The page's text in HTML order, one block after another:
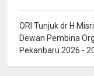
ORI Tunjuk dr H
Dewan Pembina
Pekanbaru 2026 -